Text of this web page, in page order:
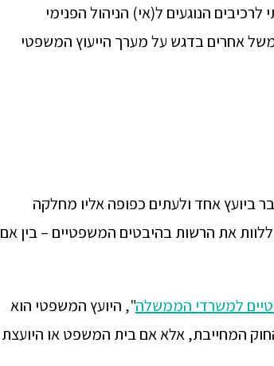
לרכיבים הנוגעים ל(אי) הניהול הפנימי
אחרים בדגש על מערך הייעוץ המשפטי
ביועץ אחד ולעתים כפופה אליו מחלקה
את הרשות בהיבטים המשפטיים – בין אם
למשרדי הממשלה", היועץ המשפטי הוא
המחייבת, אלא אם בית המשפט או היועצת